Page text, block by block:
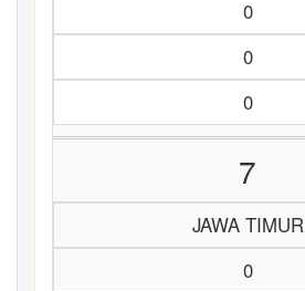
0
0
0
7
JAWA TIMUR
0